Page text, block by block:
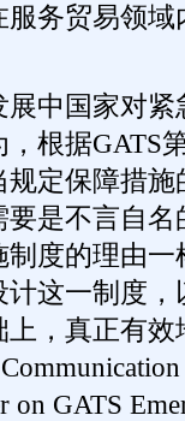
服务贸易领
国家对紧
根据GATS
定保障措
要是不言自
度的理由
这一制度
，真正有
on GATS